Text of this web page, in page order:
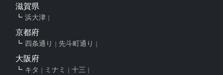
滋賀県
浜大津
京都府
四条通り 先斗町通り
大阪府
キタ ミナミ 十三